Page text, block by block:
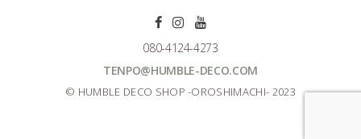
080-4124-4273
TENPO@HUMBLE-DECO.COM
© HUMBLE DECO SHOP -OROSHIMACHI- 2023